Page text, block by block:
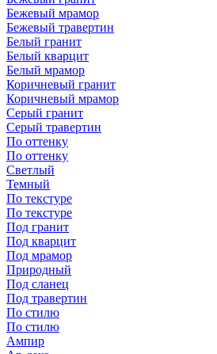
Бежевый мрамор
Бежевый травертин
Белый гранит
Белый кварцит
Белый мрамор
Коричневый гранит
Коричневый мрамор
Серый гранит
Серый травертин
По оттенку
По оттенку
Светлый
Темный
По текстуре
По текстуре
Под гранит
Под кварцит
Под мрамор
Природный
Под сланец
Под травертин
По стилю
По стилю
Ампир